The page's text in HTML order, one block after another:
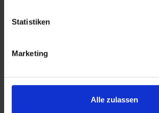
Statistiken
Marketing
Alle zulassen